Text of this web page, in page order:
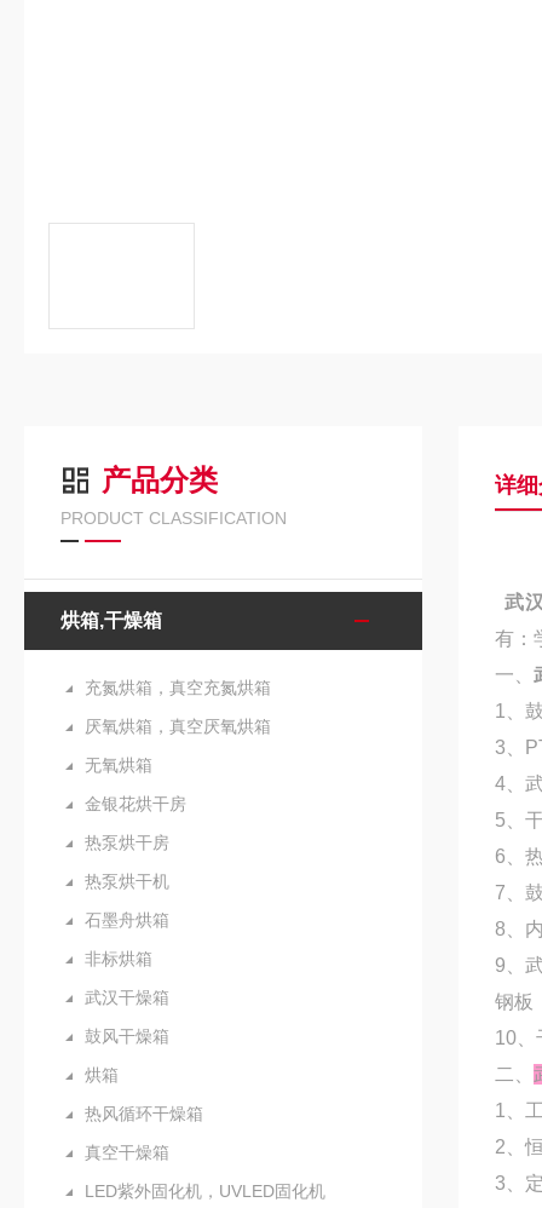
产品分类
PRODUCT CLASSIFICATION
烘箱,干燥箱
充氮烘箱，真空充氮烘箱
厌氧烘箱，真空厌氧烘箱
无氧烘箱
金银花烘干房
热泵烘干房
热泵烘干机
石墨舟烘箱
非标烘箱
武汉干燥箱
鼓风干燥箱
烘箱
热风循环干燥箱
真空干燥箱
LED紫外固化机，UVLED固化机
详
武
有：
一、
1、
3、
4、
5、
6、
7、
8、
9、
钢板
10、
二、
1、
2、
3、